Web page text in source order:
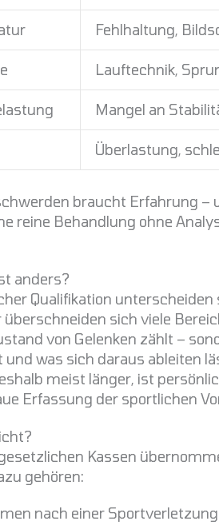
Fehlhaltung,
Lauftechnik,
Mangel an
Überlastung,
braucht Erfahrung –
reine Behandlung ohne
anders?
Qualifikation
sich viele
von Gelenken zählt –
was sich daraus ableiten
meist länger, ist
Erfassung der sportlichen
Kassen
gehören:
nach einer Sportverletzung